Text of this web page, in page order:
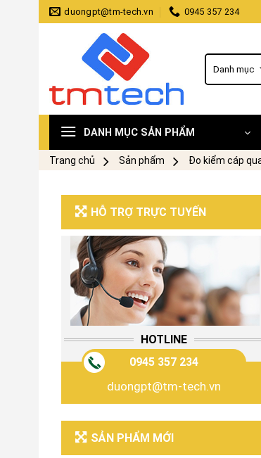
Skip
to
duongpt@tm-tech.vn 0945 357 234
DANH MỤC SẢN PHẨM
Trang chủ Sản phẩm Đo kiểm cáp
HỖ TRỢ TRỰC TUYẾN
HOTLINE
0945 357 234
duongpt@tm-tech.vn
SẢN PHẨM MỚI